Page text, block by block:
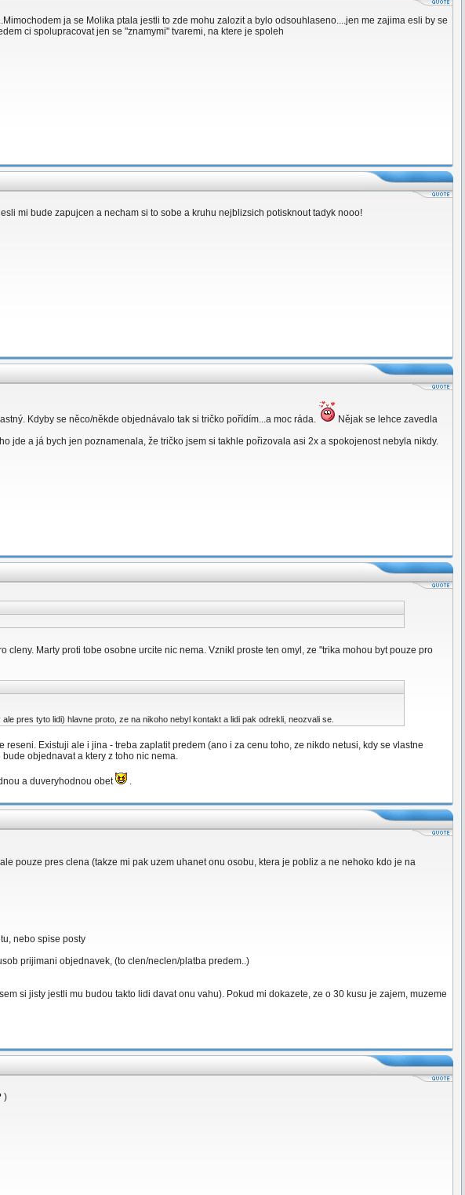
ja se Molika ptala jestli to zde mohu zalozit a bylo odsouhlaseno....jen me zajima esli by se
ci spolupracovat jen se "znamymi" tvaremi, na ktere je spoleh
mi bude zapujcen a necham si to sobe a kruhu nejblizsich potisknout tadyk nooo!
Kdyby se něco/někde objednávalo tak si tričko pořídím...a moc ráda.
Nějak se lehce zavedla
jde a já bych jen poznamenala, že tričko jsem si takhle pořizovala asi 2x a spokojenost nebyla nikdy.
cleny. Marty proti tobe osobne urcite nic nema. Vznikl proste ten omyl, ze "trika mohou byt pouze pro
pres tyto lidi) hlavne proto, ze na nikoho nebyl kontakt a lidi pak odrekli, neozvali se.
Existuji ale i jina - treba zaplatit predem (ano i za cenu toho, ze nikdo netusi, kdy se vlastne
objednavat a ktery z toho nic nema.
a duveryhodnou obet .
pouze pres clena (takze mi pak uzem uhanet onu osobu, ktera je pobliz a ne nehoko kdo je na
nebo spise posty
prijimani objednavek, (to clen/neclen/platba predem..)
si jisty jestli mu budou takto lidi davat onu vahu). Pokud mi dokazete, ze o 30 kusu je zajem, muzeme
)